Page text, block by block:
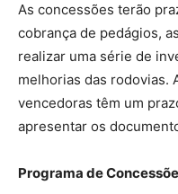
As concessões terão
cobrança de pedágios,
realizar uma série de
melhorias das rodovias.
vencedoras têm um
apresentar os
Programa de